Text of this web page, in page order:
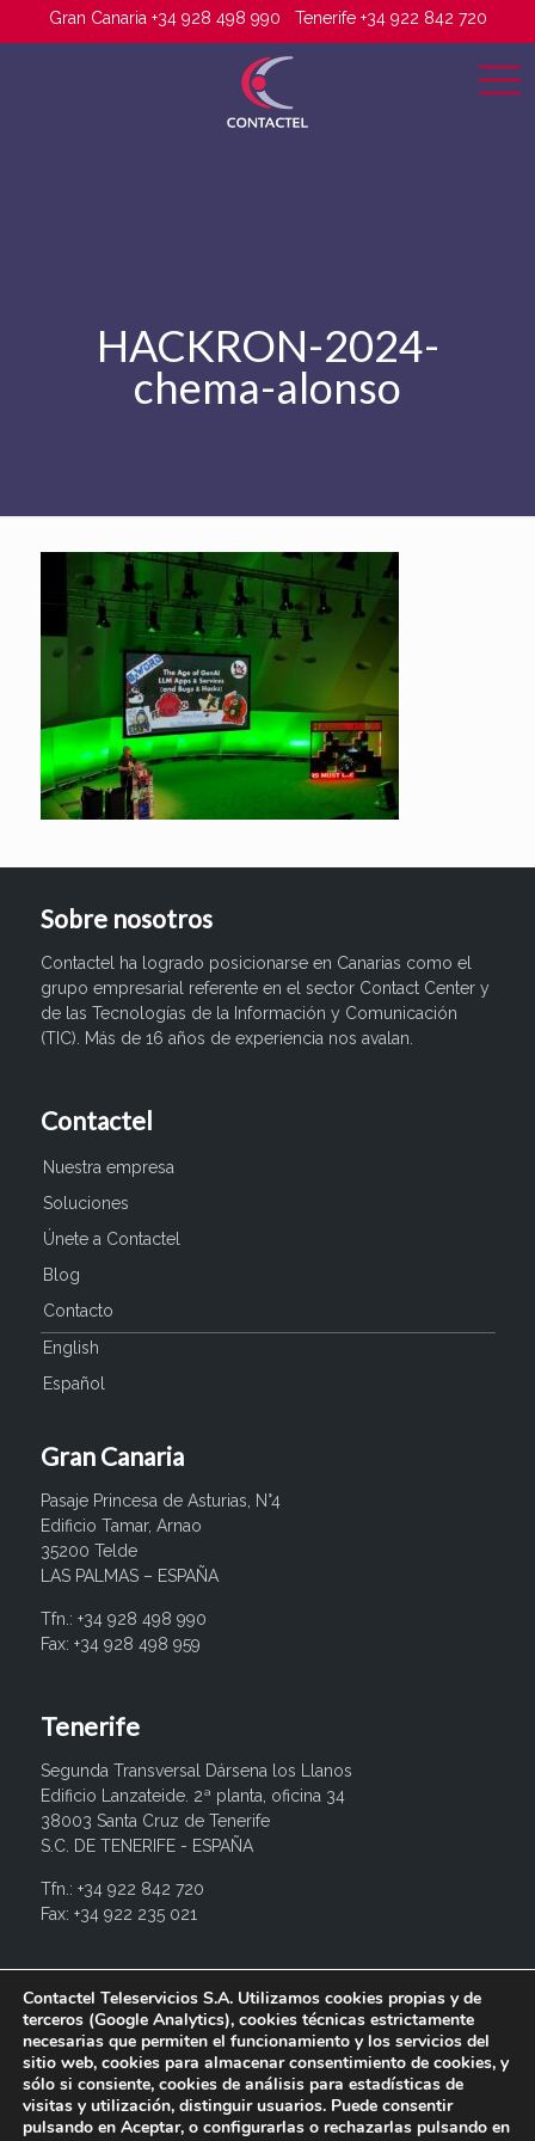
Gran Canaria +34 928 498 990 Tenerife +34 922 842 720
HACKRON-2024-
chema-alonso
Sobre nosotros
Contactel ha logrado posicionarse en Canarias como el
grupo empresarial referente en el sector Contact Center y
de las Tecnologías de la Información y Comunicación
(TIC). Más de 16 años de experiencia nos avalan.
Contactel
Nuestra empresa
Soluciones
Únete a Contactel
Blog
Contacto
English
Español
Gran Canaria
Pasaje Princesa de Asturias, N°4
Edificio Tamar, Arnao
35200 Telde
LAS PALMAS – ESPAÑA
Tfn.: +34 928 498 990
Fax: +34 928 498 959
Tenerife
Segunda Transversal Dársena los Llanos
Edificio Lanzateide. 2ª planta, oficina 34
38003 Santa Cruz de Tenerife
S.C. DE TENERIFE - ESPAÑA
Tfn.: +34 922 842 720
Fax: +34 922 235 021
info@contactel.es
Contactel Teleservicios S.A. Utilizamos cookies propias y de
terceros (Google Analytics), cookies técnicas estrictamente
necesarias que permiten el funcionamiento y los servicios del
sitio web, cookies para almacenar consentimiento de cookies, y
sólo si consiente, cookies de análisis para estadísticas de
visitas y utilización, distinguir usuarios. Puede consentir
pulsando en Aceptar, o configurarlas o rechazarlas pulsando en